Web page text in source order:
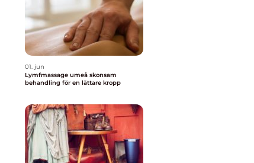
01. jun
Lymfmassage umeå skonsam
behandling för en lättare kropp